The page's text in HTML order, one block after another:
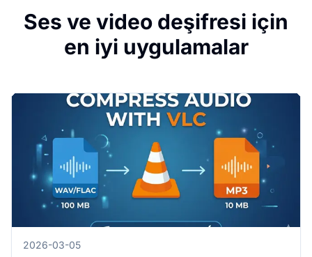
Ses ve video deşifresi için
en iyi uygulamalar
2026-03-05